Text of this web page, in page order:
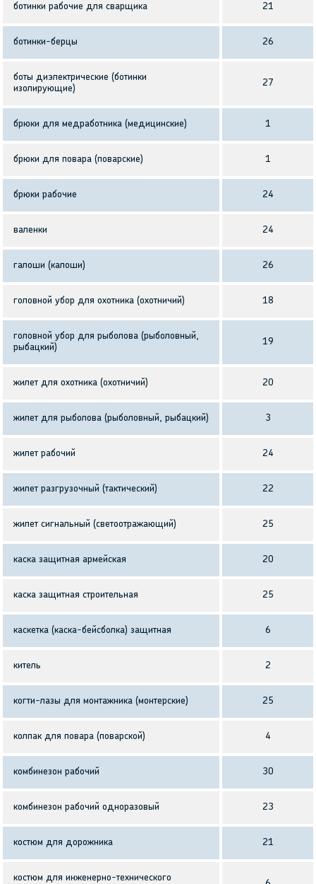
ботинки рабочие для сварщика 21
ботинки-берцы 26
боты диэлектрические (ботинки
изолирующие)
27
брюки для медработника (медицинские) 1
брюки для повара (поварские) 1
брюки рабочие 24
валенки 24
галоши (калоши) 26
головной убор для охотника (охотничий) 18
головной убор для рыболова (рыболовный,
рыбацкий)
19
жилет для охотника (охотничий) 20
жилет для рыболова (рыболовный, рыбацкий) 3
жилет рабочий 24
жилет разгрузочный (тактический) 22
жилет сигнальный (светоотражающий) 25
каска защитная армейская 20
каска защитная строительная 25
каскетка (каска-бейсболка) защитная 6
китель 2
когти-лазы для монтажника (монтерские) 25
колпак для повара (поварской) 4
комбинезон рабочий 30
комбинезон рабочий одноразовый 23
костюм для дорожника 21
костюм для инженерно-технического